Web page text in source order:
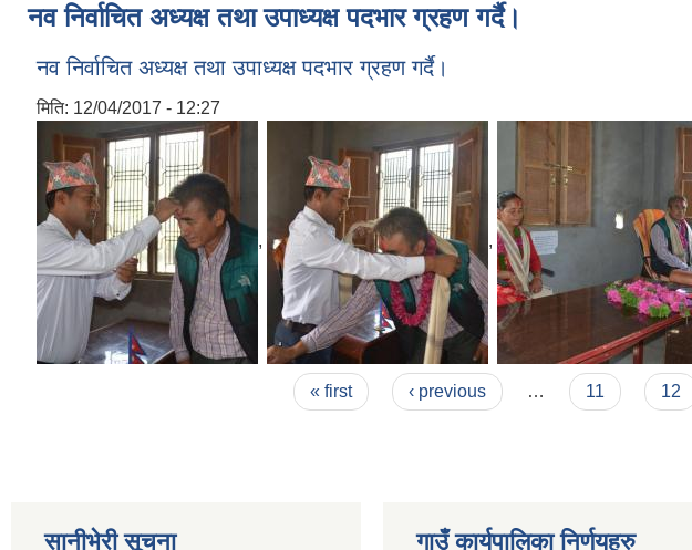
नव निर्वाचित अध्यक्ष तथा उपाध्यक्ष पदभार ग्रहण गर्दै।
नव निर्वाचित अध्यक्ष तथा उपाध्यक्ष पदभार ग्रहण गर्दै।
मिति: 12/04/2017 - 12:27
, ,
« first ‹ previous … 11 12
सानीभेरी सूचना गाउँ कार्यपालिका निर्णयहरु